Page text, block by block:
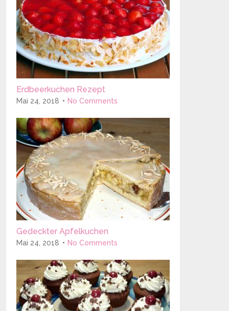
Erdbeerkuchen Rezept
Mai 24, 2018 No Comments
Gedeckter Apfelkuchen
Mai 24, 2018 No Comments